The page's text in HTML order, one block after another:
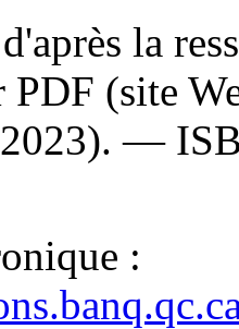
la
(site
2023). —
: